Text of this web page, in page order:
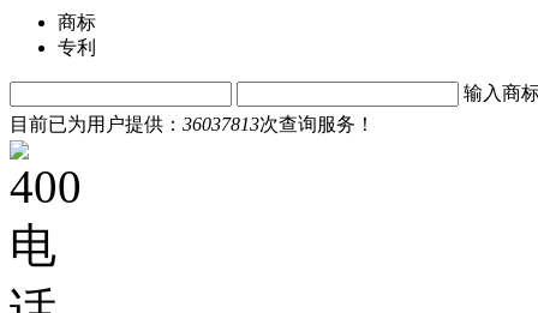
商标
专利
输入商
目前已为用户提供： 36037813次查询服务！